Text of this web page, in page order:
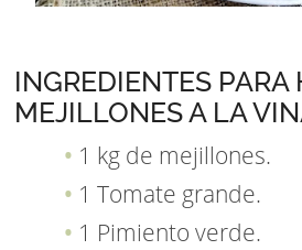
INGREDIENTES PARA
MEJILLONES A LA
1 kg de mejillones.
1 Tomate grande.
1 Pimiento verde.